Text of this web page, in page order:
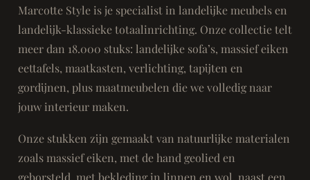
Marcotte Style is je specialist in landelijke meubels en
landelijk-klassieke totaalinrichting. Onze collectie telt
meer dan 18.000 stuks: landelijke sofa’s, massief eiken
eettafels, maatkasten, verlichting, tapijten en
gordijnen, plus maatmeubelen die we volledig naar
jouw interieur maken.
Onze stukken zijn gemaakt van natuurlijke materialen
zoals massief eiken, met de hand geolied en
geborsteld, met bekleding in linnen en wol, naast een